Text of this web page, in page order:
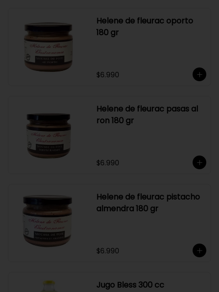
Helene de fleurac oporto
180 gr
$6.990
Helene de fleurac pasas al
ron 180 gr
$6.990
Helene de fleurac pistacho
almendra 180 gr
$6.990
Jugo Bless 300 cc